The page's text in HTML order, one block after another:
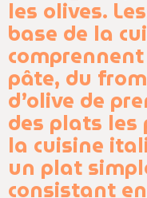
les olives.
base de la
pâte, du
d’olive de
des plats les
la cuisine
un plat
consistant